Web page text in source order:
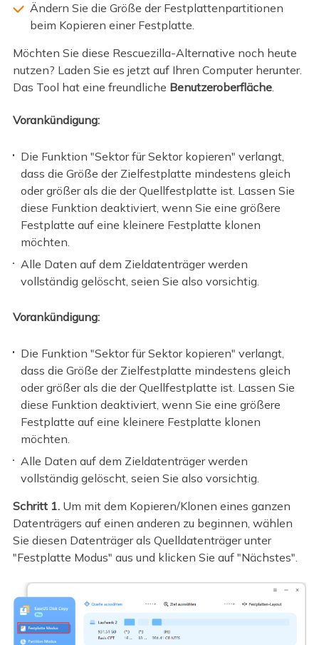
Ändern Sie die Größe der Festplattenpartitionen
beim Kopieren einer Festplatte.
Möchten Sie diese Rescuezilla-Alternative noch heute
nutzen? Laden Sie es jetzt auf Ihren Computer herunter.
Das Tool hat eine freundliche Benutzeroberfläche.
Vorankündigung:
Die Funktion "Sektor für Sektor kopieren" verlangt,
dass die Größe der Zielfestplatte mindestens gleich
oder größer als die der Quellfestplatte ist. Lassen Sie
diese Funktion deaktiviert, wenn Sie eine größere
Festplatte auf eine kleinere Festplatte klonen
möchten.
Alle Daten auf dem Zieldatenträger werden
vollständig gelöscht, seien Sie also vorsichtig.
Vorankündigung:
Die Funktion "Sektor für Sektor kopieren" verlangt,
dass die Größe der Zielfestplatte mindestens gleich
oder größer als die der Quellfestplatte ist. Lassen Sie
diese Funktion deaktiviert, wenn Sie eine größere
Festplatte auf eine kleinere Festplatte klonen
möchten.
Alle Daten auf dem Zieldatenträger werden
vollständig gelöscht, seien Sie also vorsichtig.
Schritt 1. Um mit dem Kopieren/Klonen eines ganzen
Datenträgers auf einen anderen zu beginnen, wählen
Sie diesen Datenträger als Quelldatenträger unter
"Festplatte Modus" aus und klicken Sie auf "Nächstes".